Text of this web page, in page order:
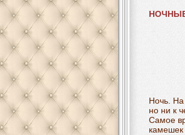
Ночь.
но ни к
Самое
камешек